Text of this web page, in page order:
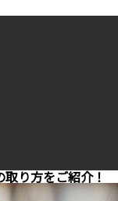
取り方をご紹介！